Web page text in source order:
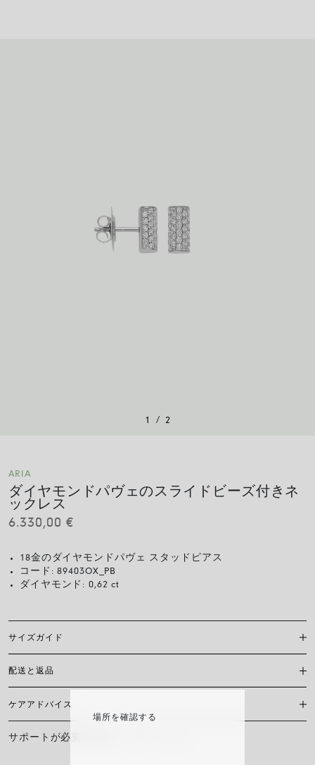
場所を確認する
1 / 2
ARIA
ダイヤモンドパヴェのスライドビーズ付きネ
ックレス
6.330,00€
18金のダイヤモンドパヴェ スタッドピアス
コード:89403OX_PB
ダイヤモンド:0,62 ct
サイズガイド
ジュエリーをどのように身につけるかは、個人のスタイル、好み、着け
心地によって決まります。 もちろん、FOPEのジュエリーはどれも着け
のため、店頭でご試着いただけない場合は、サイズガイドをご参照くだ
さい。サイズガイドのダウンロード
配送と返品
現在、日本国内においては当サイト内オンラインショッピングの対応は
しておりません。
ケアアドバイス
FOPEジュエリーの輝きと美しさを長く保つために、化学製品や化粧品と
サポートが必要ですか？